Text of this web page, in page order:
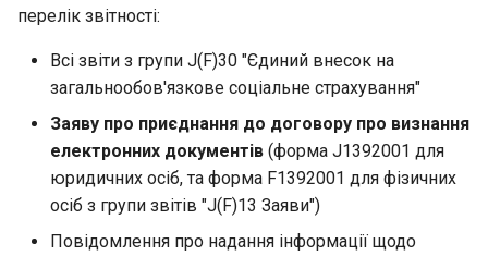
перелік звітності:
Всі звіти з групи J(F)30 "Єдиний внесок на
загальнообов'язкове соціальне страхування"
Заяву про приєднання до договору про визнання
електронних документів (форма J1392001 для
юридичних осіб, та форма F1392001 для фізичних
осіб з групи звітів "J(F)13 Заяви")
Повідомлення про надання інформації щодо